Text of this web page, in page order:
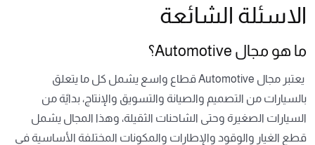
الاسئلة الشائعة
ما هو مجال Automotive؟
يعتبر مجال Automotive قطاع واسع يشمل كل ما يتعلق
بالسيارات من التصميم والصيانة والتسويق والإنتاج، بدايًة من
السيارات الصغيرة وحتى الشاحنات الثقيلة، وهذا المجال يشمل
قطع الغيار والوقود والإطارات والمكونات المختلفة الأساسية في